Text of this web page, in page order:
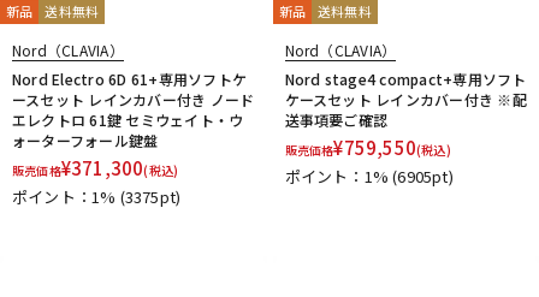
新品 送料無料
Nord（CLAVIA）
Nord Electro 6D 61+専用ソフトケ
ースセット レインカバー付き ノード
エレクトロ 61鍵 セミウェイト・ウ
ォーターフォール鍵盤
販売価格¥371,300(税込)
ポイント：1% (3375pt)
新品 送料無料
Nord（CLAVIA）
Nord stage4 compact+専用ソフト
ケースセット レインカバー付き ※配
送事項要ご確認
販売価格¥759,550(税込)
ポイント：1%(6905pt)